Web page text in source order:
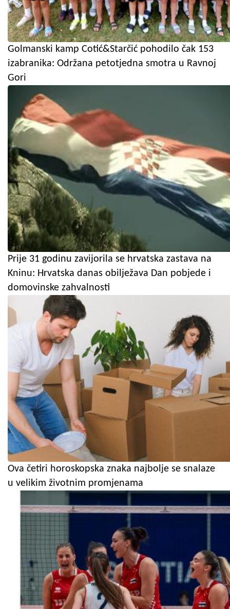
Golmanski kamp Cotić&Starčić pohodilo čak 153
izabranika: Održana petotjedna smotra u Ravnoj
Gori
Prije 31 godinu zavijorila se hrvatska zastava na
Kninu: Hrvatska danas obilježava Dan pobjede i
domovinske zahvalnosti
Ova četiri horoskopska znaka najbolje se snalaze
u velikim životnim promjenama